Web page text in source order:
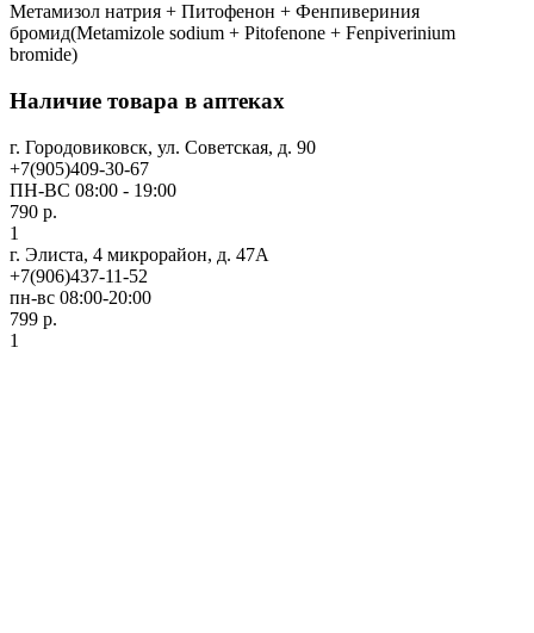
Метамизол натрия + Питофенон + Фенпивериния
бромид(Metamizole sodium + Pitofenone + Fenpiverinium
bromide)
Наличие товара в аптеках
г. Городовиковск, ул. Советская, д. 90
+7(905)409-30-67
ПН-ВС 08:00 - 19:00
790 р.
1
г. Элиста, 4 микрорайон, д. 47А
+7(906)437-11-52
пн-вс 08:00-20:00
799 р.
1